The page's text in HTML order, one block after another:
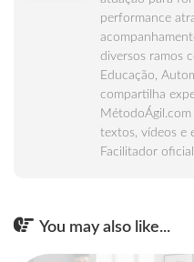
performance
diversos ramos
Educação,
compartilha
textos, vídeos e
Facilitador
You may also like...